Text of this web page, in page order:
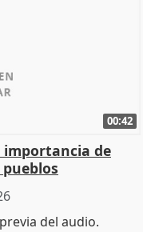
00:42
importancia de